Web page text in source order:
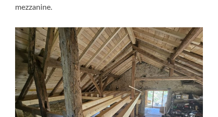
mezzanine.